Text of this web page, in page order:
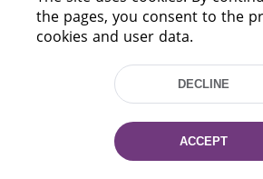
220114, Niezaležnasci Ave. 116,
the pages, you consent to the
cookies and user data.
DECLINE
ACCEPT